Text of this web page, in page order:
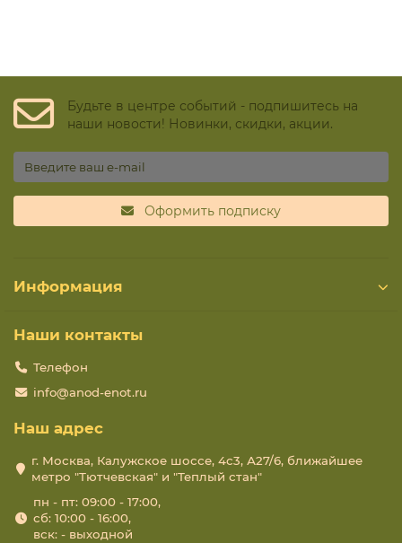
Будьте в центре событий - подпишитесь на
наши новости! Новинки, скидки, акции.
Оформить подписку
Информация
Наши контакты
Телефон
info@anod-enot.ru
Наш адрес
г. Москва, Калужское шоссе, 4с3, А27/6, ближайшее
метро "Тютчевская" и "Теплый стан"
пн - пт: 09:00 - 17:00,
сб: 10:00 - 16:00,
вск: - выходной